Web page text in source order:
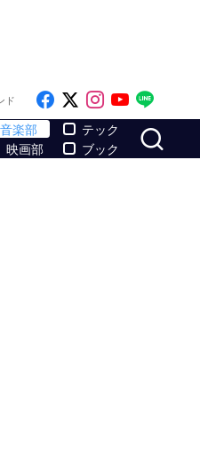
ド Like on Facebook
Follow on x
Follow on
Follow
音楽部
映画部
テック
ブック